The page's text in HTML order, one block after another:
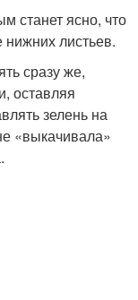
станет ясно, что
нижних листьев.
сразу же,
оставляя
зелень на
«выкачивала»